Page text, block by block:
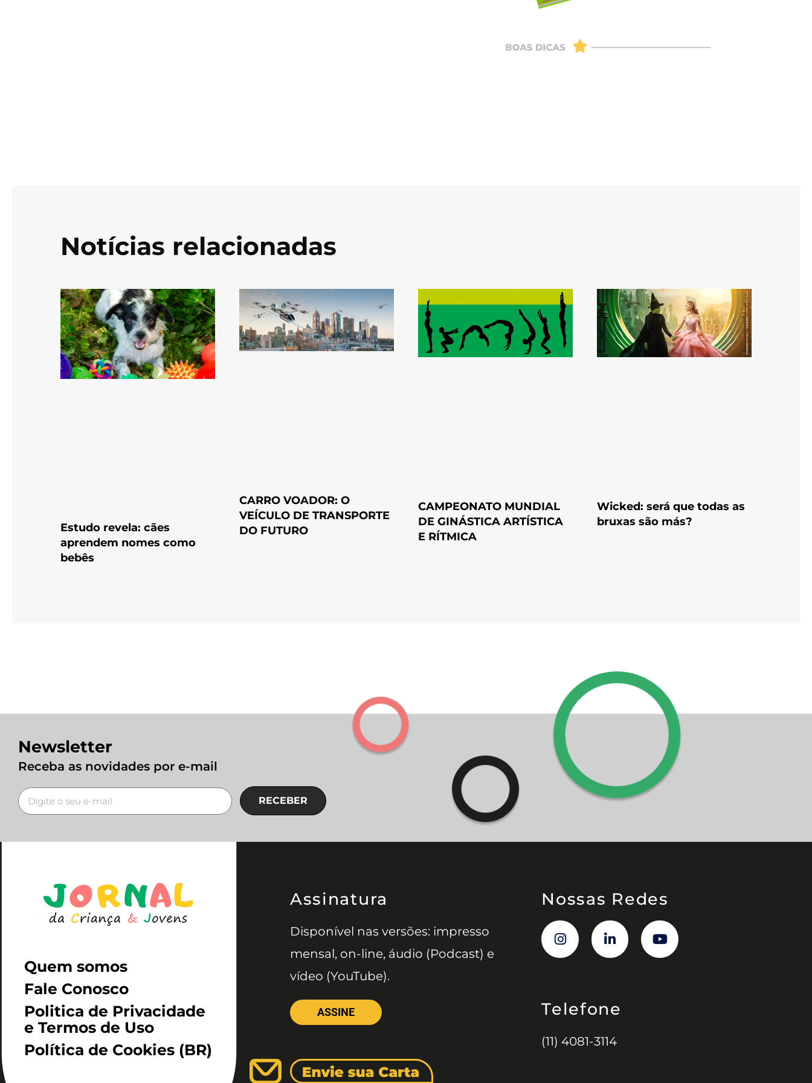
Notícias relacionadas
Estudo revela: cães
aprendem nomes como
bebês
CARRO VOADOR: O
VEÍCULO DE TRANSPORTE
DO FUTURO
CAMPEONATO MUNDIAL
DE GINÁSTICA ARTÍSTICA
E RÍTMICA
Wicked: será que todas as
bruxas são más?
Newsletter
Receba as novidades por e-mail
RECEBER
Quem somos
Fale Conosco
Politica de Privacidade
e Termos de Uso
Política de Cookies (BR)
Assinatura
Disponível nas versões: impresso
mensal, on-line, áudio (Podcast) e
vídeo (YouTube).
ASSINE
Nossas Redes
Telefone
(11) 4081-3114